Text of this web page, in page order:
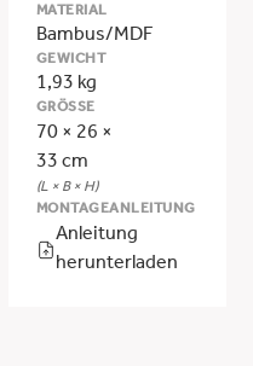
MATERIAL
Bambus/MDF
GEWICHT
1,93 kg
GRÖSSE
70 × 26 ×
33 cm
(L × B × H)
MONTAGEANLEITUNG
Anleitung
herunterladen